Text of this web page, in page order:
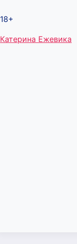
18+
Метки
Катерина Ежевика